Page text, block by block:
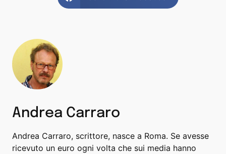
Andrea Carraro
Andrea Carraro, scrittore, nasce a Roma. Se avesse
ricevuto un euro ogni volta che sui media hanno